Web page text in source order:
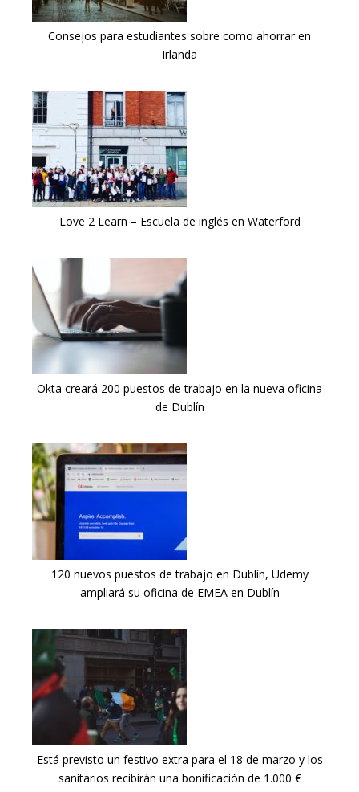
Consejos para estudiantes sobre como ahorrar en
Irlanda
Love 2 Learn – Escuela de inglés en Waterford
Okta creará 200 puestos de trabajo en la nueva oficina
de Dublín
120 nuevos puestos de trabajo en Dublín, Udemy
ampliará su oficina de EMEA en Dublín
Está previsto un festivo extra para el 18 de marzo y los
sanitarios recibirán una bonificación de 1.000 €